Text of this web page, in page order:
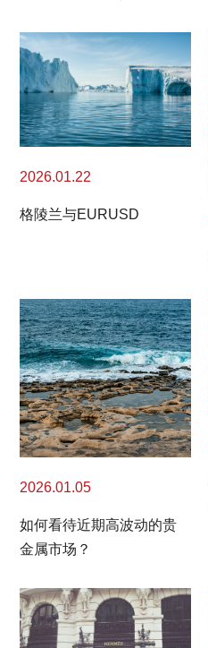
2026.01.22
格陵兰与EURUSD
2026.01.05
如何看待近期高波动的贵
金属市场？